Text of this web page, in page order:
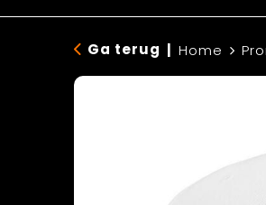
Ga terug Home